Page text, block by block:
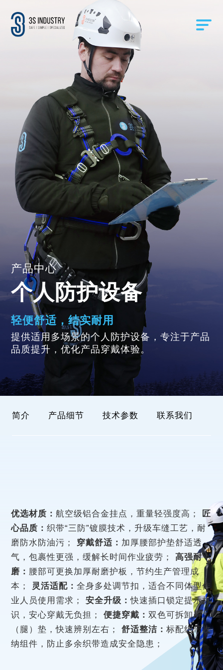
产品中心
个人防护设备
轻便舒适，结实耐用
提供适用多场景的个人防护设备，专注于产品
品质提升，优化产品穿戴体验。
简介 产品细节 技术参数 联系我们
优选材质： 航空级铝合金挂点，重量轻强度高；
匠
心品质： 织带“三防”镀膜技术，升级车缝工艺，耐
磨防水防油污；
穿戴舒适： 加厚腰部护垫舒适透
气，包裹性更强，缓解长时间作业疲劳；
高强耐
磨： 腰部可更换加厚耐磨护板，节约生产管理成
本；
灵活适配： 全身多处调节扣，适合不同体型作
业人员使用需求；
安全升级：快速插口锁定提示标
识，安心穿戴无负担；
便捷穿戴： 双色可拆卸肩
（腿）垫，快速辨别左右；
舒适整洁： 标配织带收
纳组件，防止多余织带造成安全隐患；